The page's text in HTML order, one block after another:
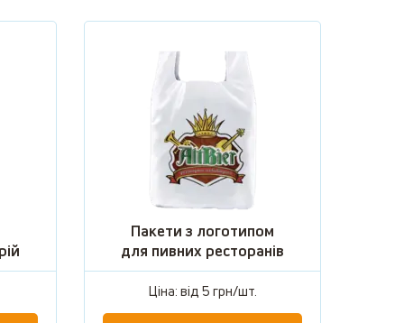
Пакети з логотипом
для пивних ресторанів
Ціна: від5 грн/шт.